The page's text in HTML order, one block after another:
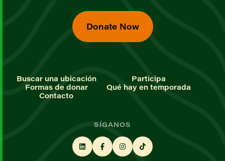
Donate Now
Buscar una ubicación
Participa
Formas de donar
Qué hay en temporada
Contacto
SÍGANOS